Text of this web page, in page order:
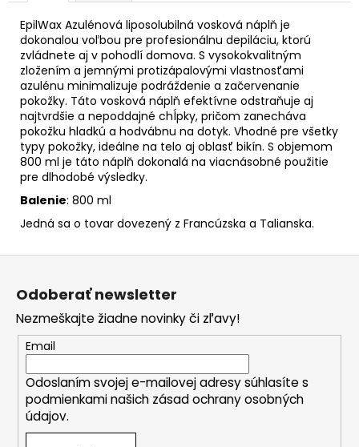
EpilWax Azulénová liposolubilná vosková náplň je
dokonalou voľbou pre profesionálnu depiláciu, ktorú
zvládnete aj v pohodlí domova. S vysokokvalitným
zložením a jemnými protizápalovými vlastnosťami
azulénu minimalizuje podráždenie a začervenanie
pokožky. Táto vosková náplň efektívne odstraňuje aj
najtvrdšie a nepoddajné chĺpky, pričom zanecháva
pokožku hladkú a hodvábnu na dotyk. Vhodné pre všetky
typy pokožky, ideálne na telo aj oblasť bikín. S objemom
800 ml je táto náplň dokonalá na viacnásobné použitie
pre dlhodobé výsledky.
Balenie: 800 ml
Jedná sa o tovar dovezený z Francúzska a Talianska.
Z
Odoberať newsletter
Nezmeškajte žiadne novinky či zľavy!
Email
Odoslaním svojej e-mailovej adresy súhlasíte s
podmienkami našich zásad ochrany osobných
údajov.